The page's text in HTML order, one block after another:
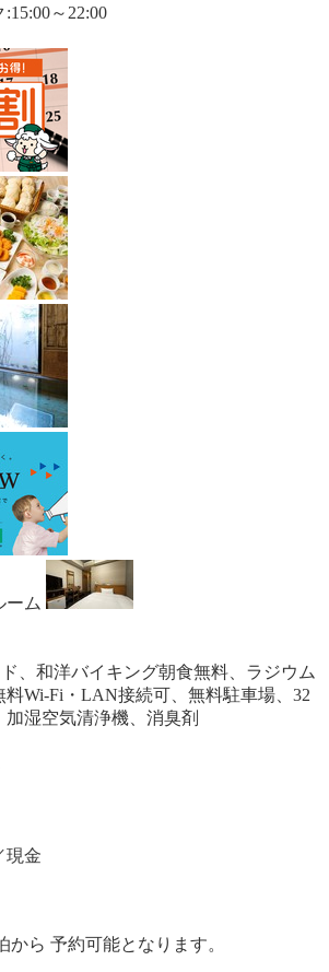
～22:00
ム
、和洋バイキング朝食無料、ラジウム
料Wi-Fi・LAN接続可、無料駐車場、32
湿空気清浄機、消臭剤
現金
ら 予約可能となります。